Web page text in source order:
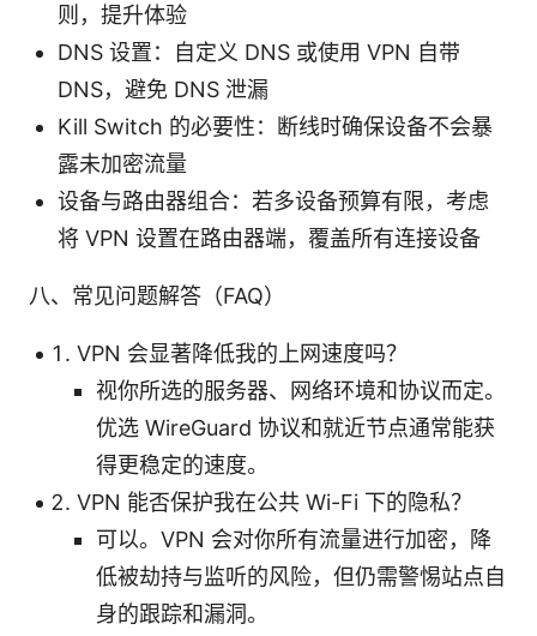
则，提升体验
DNS 设置：自定义 DNS 或使用 VPN 自带
DNS，避免 DNS 泄漏
Kill Switch 的必要性：断线时确保设备不会暴
露未加密流量
设备与路由器组合：若多设备预算有限，考虑
将 VPN 设置在路由器端，覆盖所有连接设备
八、常见问题解答（FAQ）
VPN 会显著降低我的上网速度吗？
视你所选的服务器、网络环境和协议而定。
优选 WireGuard 协议和就近节点通常能获
得更稳定的速度。
VPN 能否保护我在公共 Wi-Fi 下的隐私？
可以。VPN 会对你所有流量进行加密，降
低被劫持与监听的风险，但仍需警惕站点自
身的跟踪和漏洞。